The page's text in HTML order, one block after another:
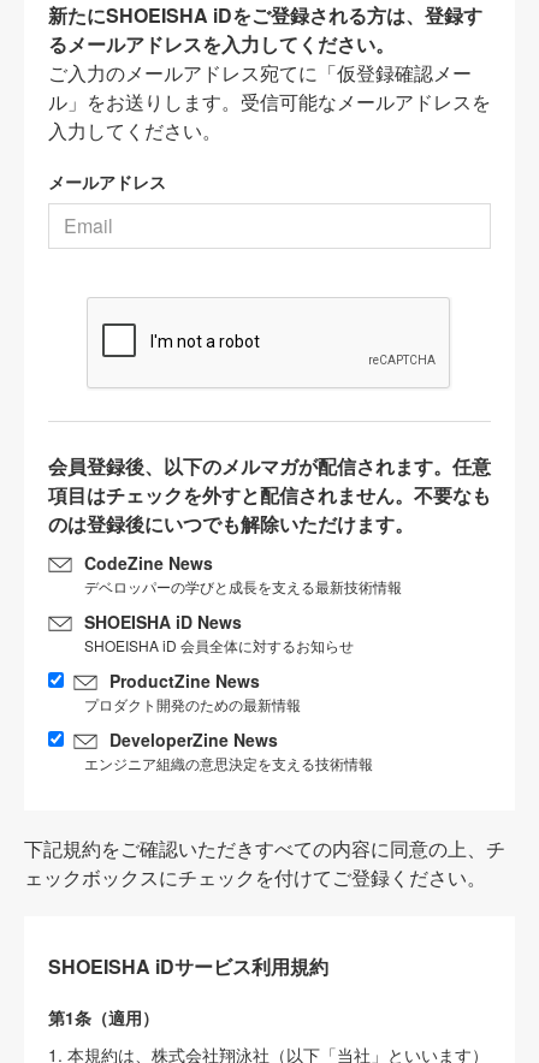
新たにSHOEISHA iDをご登録される方は、登録す
るメールアドレスを入力してください。
ご入力のメールアドレス宛てに「仮登録確認メー
ル」をお送りします。受信可能なメールアドレスを
入力してください。
メールアドレス
会員登録後、以下のメルマガが配信されます。任意
項目はチェックを外すと配信されません。不要なも
のは登録後にいつでも解除いただけます。
CodeZine News
デベロッパーの学びと成長を支える最新技術情報
SHOEISHA iD News
SHOEISHA iD 会員全体に対するお知らせ
ProductZine News
プロダクト開発のための最新情報
DeveloperZine News
エンジニア組織の意思決定を支える技術情報
下記規約をご確認いただきすべての内容に同意の上、チ
ェックボックスにチェックを付けてご登録ください。
SHOEISHA iDサービス利用規約
第1条（適用）
1. 本規約は、株式会社翔泳社（以下「当社」といいます）